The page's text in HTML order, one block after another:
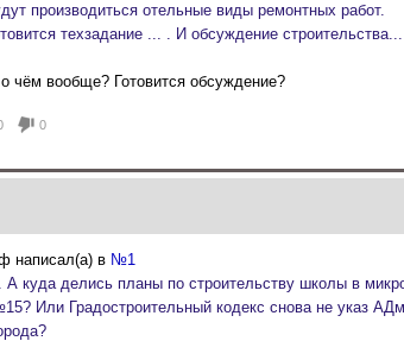
производиться отельные виды ремонтных работ.
техзадание ... . И обсуждение строительства...
чём вообще? Готовится обсуждение?
0
написал(а) в №1
А куда делись планы по строительству школы в
Или Градостроительный кодекс снова не указ